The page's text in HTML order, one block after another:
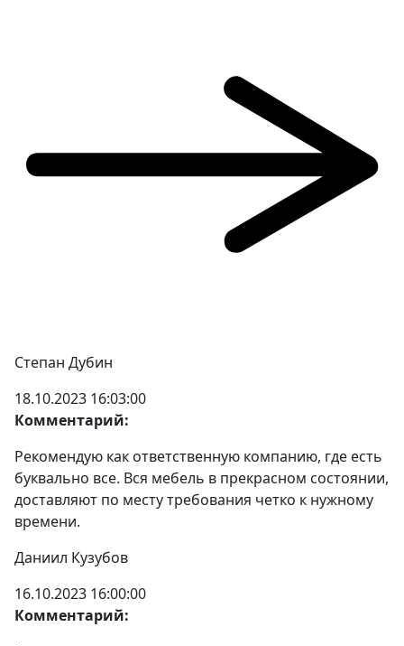
Степан Дубин
18.10.2023 16:03:00
Комментарий:
Рекомендую как ответственную компанию, где есть
буквально все. Вся мебель в прекрасном состоянии,
доставляют по месту требования четко к нужному
времени.
Даниил Кузубов
16.10.2023 16:00:00
Комментарий: